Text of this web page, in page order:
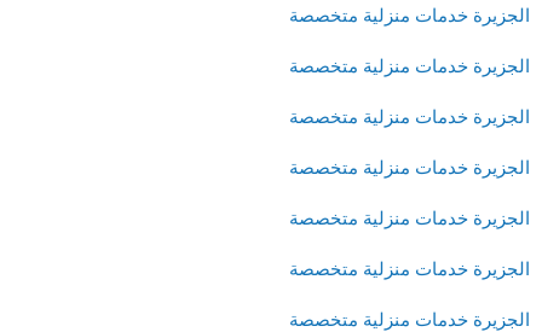
الجزيرة خدمات منزلية متخصصة
الجزيرة خدمات منزلية متخصصة
الجزيرة خدمات منزلية متخصصة
الجزيرة خدمات منزلية متخصصة
الجزيرة خدمات منزلية متخصصة
الجزيرة خدمات منزلية متخصصة
الجزيرة خدمات منزلية متخصصة